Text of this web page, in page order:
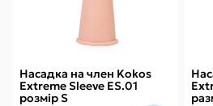
Насадка на член Kokos
Extreme Sleeve ES.01
розмір S